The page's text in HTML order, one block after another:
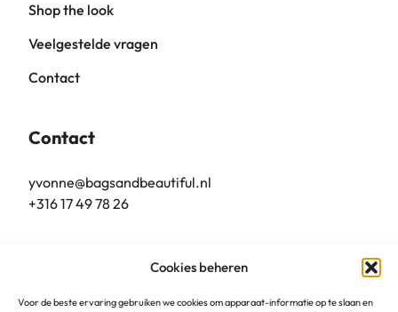
Cookies beheren
Voor de beste ervaring gebruiken we cookies om apparaat-informatie op te slaan en
Shop the look
Veelgestelde vragen
Contact
Contact
yvonne@bagsandbeautiful.nl
+316 17 49 78 26
5801 BL, Venray